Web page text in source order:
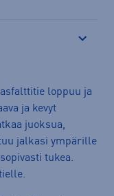
loppuu ja
ja kevyt
juoksua,
jalkasi ympärille
tukea.